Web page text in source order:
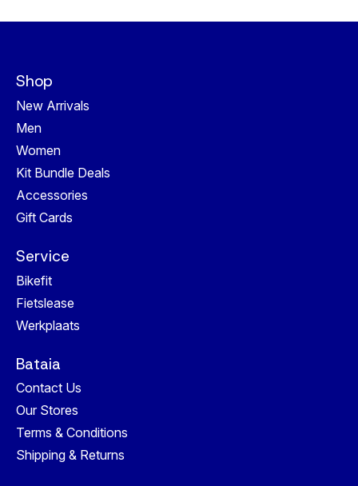
Shop
New Arrivals
Men
Women
Kit Bundle Deals
Accessories
Gift Cards
Service
Bikefit
Fietslease
Werkplaats
Bataia
Contact Us
Our Stores
Terms & Conditions
Shipping & Returns